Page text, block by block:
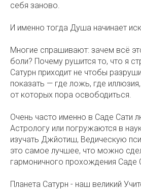
себя заново. ⠀
И именно тогда Душа начинает
Многие спрашивают: зачем всё
боли? Почему рушится то, что я
Сатурн приходит не чтобы
показать — где ложь, где
от которых пора освободиться.
Очень часто именно в Саде Сати
Астрологу или погружаются в
изучать Джйотиш, Ведическую
это самое лучшее, что можно
гармоничного прохождения Саде
Планета Сатурн - наш великий